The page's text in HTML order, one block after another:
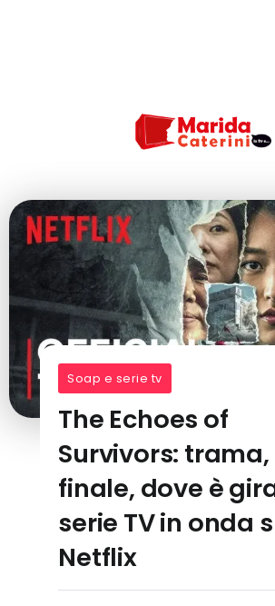
Soap e serie tv
The Echoes of
Survivors:
finale, dove è
serie TV in onda
Netflix